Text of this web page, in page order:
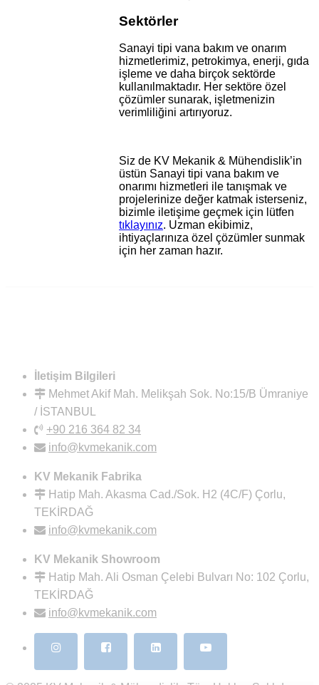
Sektörler
Sanayi tipi vana bakım ve onarım
hizmetlerimiz, petrokimya, enerji, gıda
işleme ve daha birçok sektörde
kullanılmaktadır. Her sektöre özel
çözümler sunarak, işletmenizin
verimliliğini artırıyoruz.
Siz de KV Mekanik & Mühendislik’in
üstün Sanayi tipi vana bakım ve
onarımı hizmetleri ile tanışmak ve
projelerinize değer katmak isterseniz,
bizimle iletişime geçmek için lütfen
tıklayınız. Uzman ekibimiz,
ihtiyaçlarınıza özel çözümler sunmak
için her zaman hazır.
İletişim Bilgileri
Mehmet Akif Mah. Melikşah Sok. No:15/B Ümraniye
/ İSTANBUL
+90 216 364 82 34
info@kvmekanik.com
KV Mekanik Fabrika
Hatip Mah. Akasma Cad./Sok. H2 (4C/F) Çorlu,
TEKİRDAĞ
info@kvmekanik.com
KV Mekanik Showroom
Hatip Mah. Ali Osman Çelebi Bulvarı No: 102 Çorlu,
TEKİRDAĞ
info@kvmekanik.com